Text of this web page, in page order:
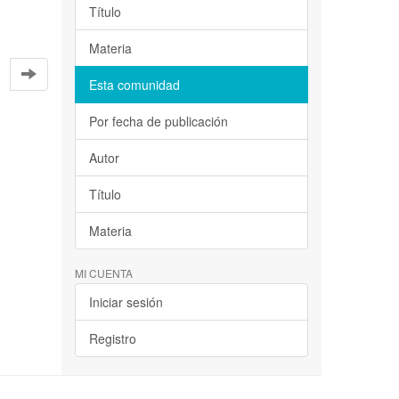
Título
Materia
Esta comunidad
Por fecha de publicación
Autor
Título
Materia
MI CUENTA
Iniciar sesión
Registro